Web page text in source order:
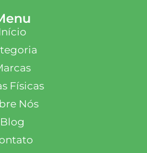
Início
Físicas
Nós
Blog